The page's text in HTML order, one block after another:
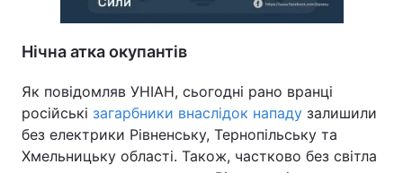
Нічна атка окупантів
Як повідомляв УНІАН, сьогодні рано вранці
російські загарбники внаслідок нападу залишили
без електрики Рівненську, Тернопільську та
Хмельницьку області. Також, частково без світла